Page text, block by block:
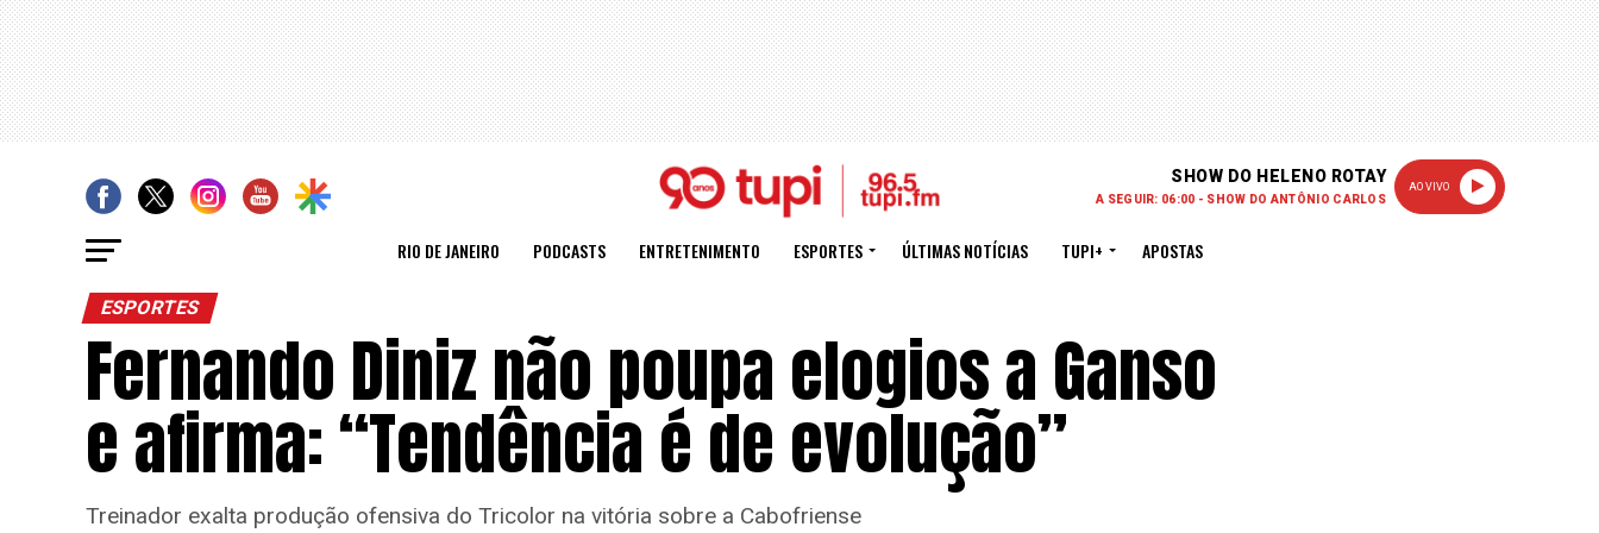
SHOW DO HELENO ROTAY
A SEGUIR: 06:00 - SHOW DO ANTÔNIO CARLOS
AO VIVO
RIO DE JANEIRO PODCASTS ENTRETENIMENTO ESPORTES ÚLTIMAS NOTÍCIAS TUPI+ APOSTAS
ESPORTES
Fernando Diniz não poupa elogios a Ganso
e afirma: “Tendência é de evolução”
Treinador exalta produção ofensiva do Tricolor na vitória sobre a Cabofriense